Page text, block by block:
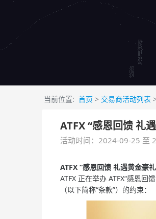
当前位置: 首页 > 交易商活动列表 >
ATFX “感恩回馈 礼
活动时间：2024-09-25 至
ATFX “感恩回馈 礼遇黄金豪
ATFX 正在举办 ATFX“感恩
（以下简称“条款”）的约束：